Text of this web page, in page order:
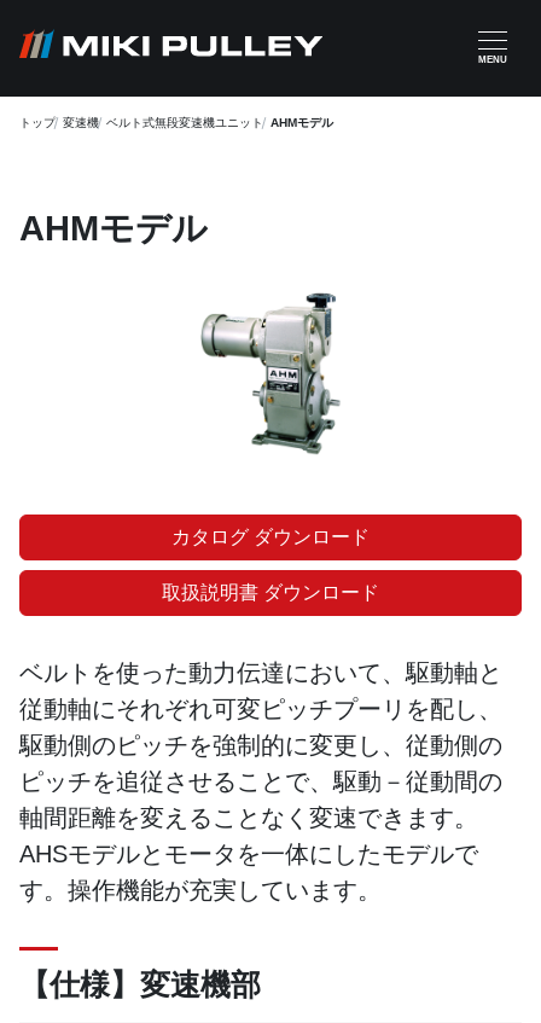
MENU
トップ 変速機 ベルト式無段変速機ユニット AHMモデル
AHMモデル
カタログ ダウンロード
取扱説明書 ダウンロード
ベルトを使った動力伝達において、駆動軸と
従動軸にそれぞれ可変ピッチプーリを配し、
駆動側のピッチを強制的に変更し、従動側の
ピッチを追従させることで、駆動－従動間の
軸間距離を変えることなく変速できます。
AHSモデルとモータを一体にしたモデルで
す。操作機能が充実しています。
【仕様】変速機部